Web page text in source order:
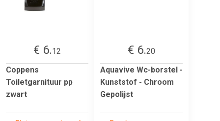
€ 6.12
Coppens
Toiletgarnituur pp
zwart
€ 6.20
Aquavive Wc-borstel -
Kunststof - Chroom
Gepolijst